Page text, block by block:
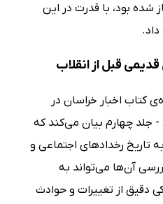
نیز که از سال 1306 آغاز شده بود، با قدرت در این
قبل از انقلاب
اخبار خراسان در
جلد چهارم بیان می‌کند که
تاریخ رخدادهای اجتماعی و
آن‌ها می‌تواند به
دقیق از تغییرات و حوادث